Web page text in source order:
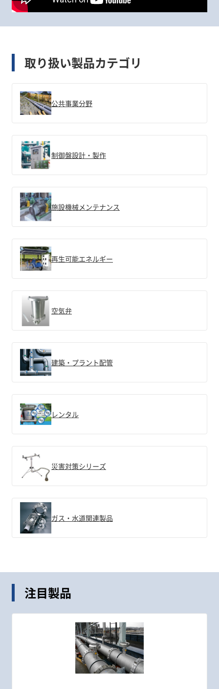
取り扱い製品カテゴリ
公共事業分野
制御盤設計・製作
施設機械メンテナンス
再生可能エネルギー
空気弁
建築・プラント配管
レンタル
災害対策シリーズ
ガス・水道関連製品
注目製品